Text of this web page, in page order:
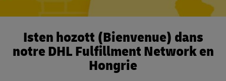
Isten hozott (Bienvenue) dans
notre DHL Fulfillment Network en
Hongrie